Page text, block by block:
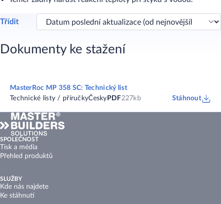
Třídit
Dokumenty ke stažení
MasterRoc MP 358 SC: Technický list
Technické listy / příručkyČesky PDF227kb Stáhnout
SPOLEČNOST
Tisk a média
Přehled produktů
SLUŽBY
Kde nás najdete
Ke stáhnutí